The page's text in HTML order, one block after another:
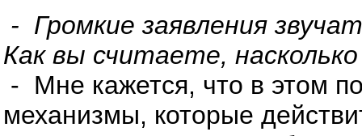
- Громкие заявления
Как вы считаете,
- Мне кажется, что в этом
механизмы, которые